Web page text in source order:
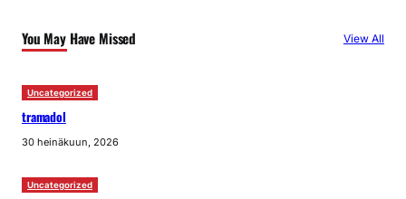
You May Have Missed View All
Uncategorized
tramadol
30 heinäkuun, 2026
Uncategorized